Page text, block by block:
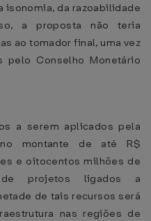
isonomia, da razoabilidade
a proposta não teria
ao tomador final, uma vez
pelo Conselho Monetário
a serem aplicados pela
no montante de até R$
e oitocentos milhões de
de projetos ligados a
de tais recursos será
nas regiões de